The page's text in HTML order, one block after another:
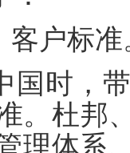
客户标准
国时，
。杜邦
体系